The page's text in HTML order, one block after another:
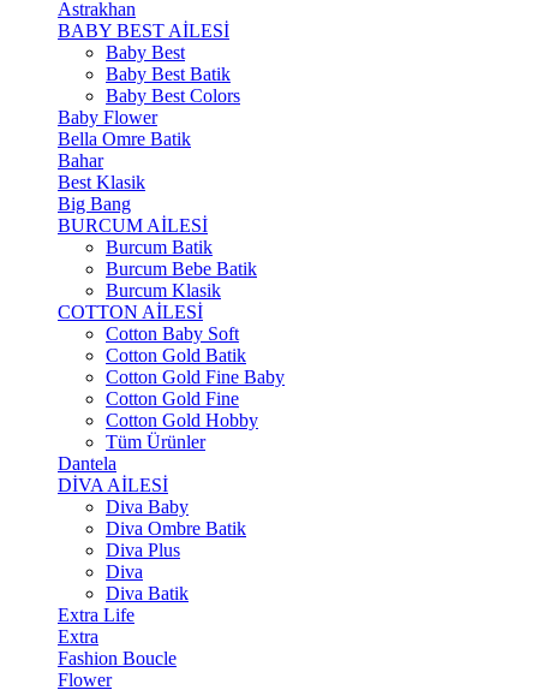
Astrakhan
BABY BEST AİLESİ
Baby Best
Baby Best Batik
Baby Best Colors
Baby Flower
Bella Omre Batik
Bahar
Best Klasik
Big Bang
BURCUM AİLESİ
Burcum Batik
Burcum Bebe Batik
Burcum Klasik
COTTON AİLESİ
Cotton Baby Soft
Cotton Gold Batik
Cotton Gold Fine Baby
Cotton Gold Fine
Cotton Gold Hobby
Tüm Ürünler
Dantela
DİVA AİLESİ
Diva Baby
Diva Ombre Batik
Diva Plus
Diva
Diva Batik
Extra Life
Extra
Fashion Boucle
Flower